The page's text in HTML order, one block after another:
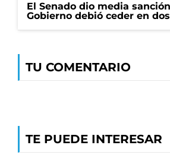
El Senado dio media
Gobierno debió ceder en
TU COMENTARIO
TE PUEDE INTERESAR